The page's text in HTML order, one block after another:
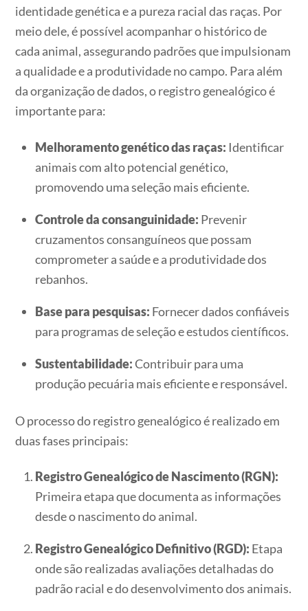
identidade genética e a pureza racial das raças. Por
meio dele, é possível acompanhar o histórico de
cada animal, assegurando padrões que impulsionam
a qualidade e a produtividade no campo. Para além
da organização de dados, o registro genealógico é
importante para:
Melhoramento genético das raças: Identificar
animais com alto potencial genético,
promovendo uma seleção mais eficiente.
Controle da consanguinidade: Prevenir
cruzamentos consanguíneos que possam
comprometer a saúde e a produtividade dos
rebanhos.
Base para pesquisas: Fornecer dados confiáveis
para programas de seleção e estudos científicos.
Sustentabilidade:Contribuir para uma
produção pecuária mais eficiente e responsável.
O processo do registro genealógico é realizado em
duas fases principais:
Registro Genealógico de Nascimento (RGN):
Primeira etapa que documenta as informações
desde o nascimento do animal.
Registro Genealógico Definitivo (RGD): Etapa
onde são realizadas avaliações detalhadas do
padrão racial e do desenvolvimento dos animais.